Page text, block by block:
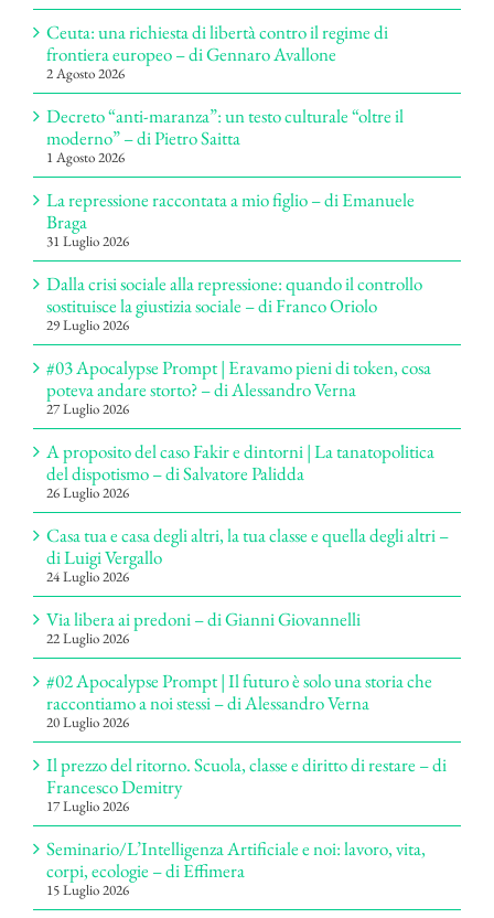
Ceuta: una richiesta di libertà contro il regime di
frontiera europeo – di Gennaro Avallone
2 Agosto 2026
Decreto “anti-maranza”: un testo culturale “oltre il
moderno” – di Pietro Saitta
1 Agosto 2026
La repressione raccontata a mio figlio – di Emanuele
Braga
31 Luglio 2026
Dalla crisi sociale alla repressione: quando il controllo
sostituisce la giustizia sociale – di Franco Oriolo
29 Luglio 2026
#03 Apocalypse Prompt | Eravamo pieni di token, cosa
poteva andare storto? – di Alessandro Verna
27 Luglio 2026
A proposito del caso Fakir e dintorni | La tanatopolitica
del dispotismo – di Salvatore Palidda
26 Luglio 2026
Casa tua e casa degli altri, la tua classe e quella degli altri –
di Luigi Vergallo
24 Luglio 2026
Via libera ai predoni – di Gianni Giovannelli
22 Luglio 2026
#02 Apocalypse Prompt | Il futuro è solo una storia che
raccontiamo a noi stessi – di Alessandro Verna
20 Luglio 2026
Il prezzo del ritorno. Scuola, classe e diritto di restare – di
Francesco Demitry
17 Luglio 2026
Seminario/L’Intelligenza Artificiale e noi: lavoro, vita,
corpi, ecologie – di Effimera
15 Luglio 2026